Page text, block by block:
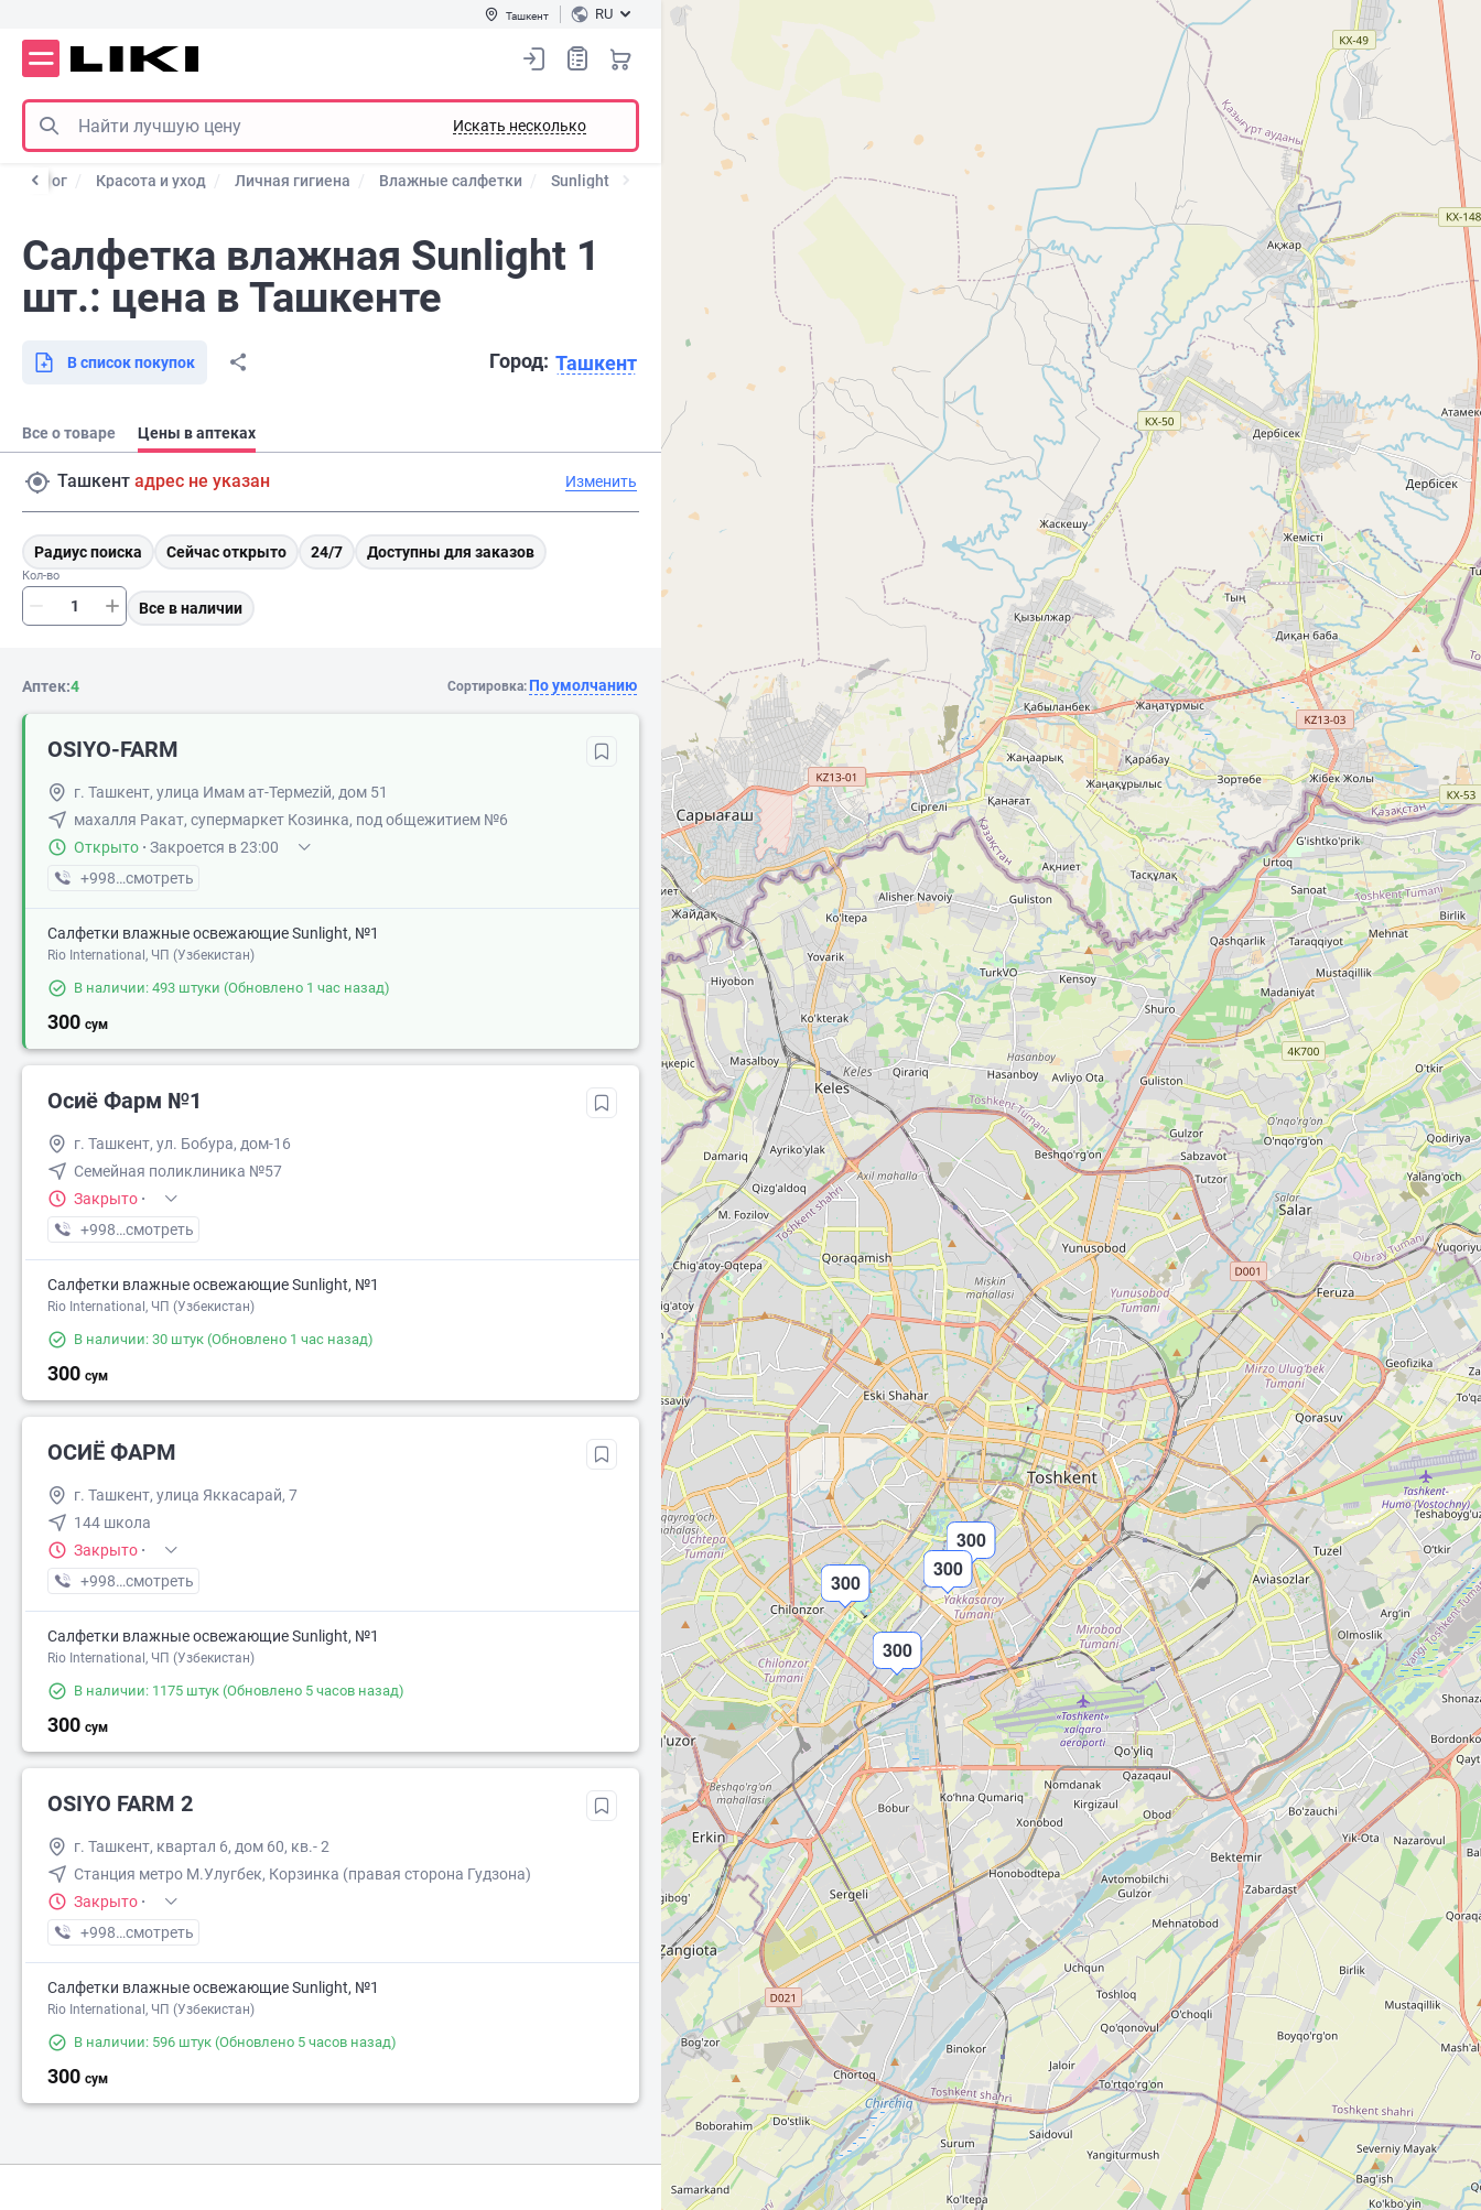
Ташкент RU
Искать несколько
Каталог Красота и уход Личная гигиена Влажные салфетки Sunlight
Салфетка влажная Sunlight 1
шт.: цена в Ташкенте
Город: Ташкент
В список покупок
Все о товаре Цены в аптеках
Ташкент адрес не указан Изменить
Радиус поиска Сейчас открыто 24/7 Доступны для заказов
Кол-во
Все в наличии
Аптек:4 Сортировка: По умолчанию
OSIYO-FARM
г. Ташкент, улица Имам ат-Термеziй, дом 51
махалля Ракат, супермаркет Козинка, под общежитием №6
Открыто · Закроется в 23:00
+998 (77) XXX-XX-XX
смотреть
Салфетки влажные освежающие Sunlight, №1
Rio International, ЧП (Узбекистан)
В наличии: 493 штуки (Обновлено 1 час назад)
300 сум
Осиё Фарм №1
г. Ташкент, ул. Бобура, дом-16
Семейная поликлиника №57
Закрыто ·
+998 (71) XXX-XX-XX
смотреть
Салфетки влажные освежающие Sunlight, №1
Rio International, ЧП (Узбекистан)
В наличии: 30 штук (Обновлено 1 час назад)
300 сум
ОСИЁ ФАРМ
г. Ташкент, улица Яккасарай, 7
144 школа
Закрыто ·
+998 (77) XXX-XX-XX
смотреть
Салфетки влажные освежающие Sunlight, №1
Rio International, ЧП (Узбекистан)
В наличии: 1175 штук (Обновлено 5 часов назад)
300 сум
OSIYO FARM 2
г. Ташкент, квартал 6, дом 60, кв.- 2
Станция метро М.Улугбек, Корзинка (правая сторона Гудзона)
Закрыто ·
+998 (77) XXX-XX-XX
смотреть
Салфетки влажные освежающие Sunlight, №1
Rio International, ЧП (Узбекистан)
В наличии: 596 штук (Обновлено 5 часов назад)
300 сум
300
300
300
300